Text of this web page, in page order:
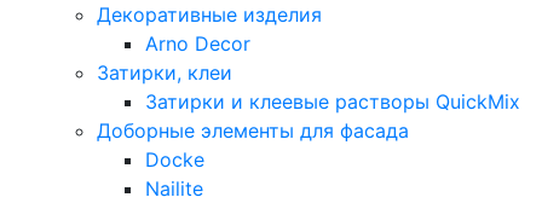
Декоративные изделия
Arno Decor
Затирки, клеи
Затирки и клеевые растворы QuickMix
Доборные элементы для фасада
Docke
Nailite